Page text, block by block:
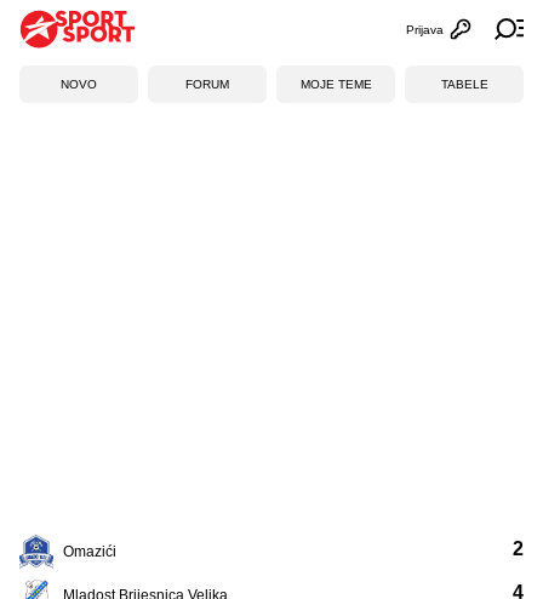
Otvori
Prijava
NOVO FORUM MOJE TEME TABELE
Omazići
Mladost Brijesnica Velika
2
4